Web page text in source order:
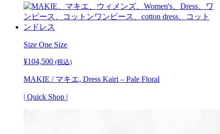
Size One Size
¥104,500 (税込)
MAKIE / マキエ, Dress Kairi – Pale Floral
| Quick Shop |